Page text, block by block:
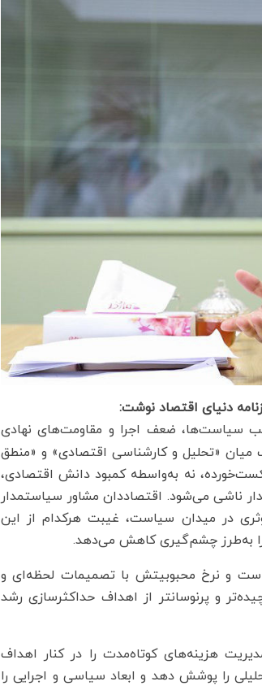
دنیای اقتصاد نوشت:
سیاست‌ها، ضعف اجرا و مقاومت‌های نهادی
میان «تحلیل و کارشناسی اقتصادی» و «منطق
نه به‌واسطه کمبود دانش اقتصادی،
ناشی می‌شود. اقتصاددان مشاور سیاستمدار
در میدان سیاست، غیبت هرکدام از این
را به‌طرز چشم‌گیری کاهش می‌دهد.
و نرخ محبوبیتش با تصمیمات لحظه‌ای و
سیاست‌های آنی و کوتاه‌مدت او بالا و پایین می‌رود، تابع هدفی پیچیده‌تر و پرنوسان‎تر از اهداف حداکثرسازی رشد
هزینه‌های کوتاه‌مدت را در کنار اهداف
را پوشش دهد و ابعاد سیاسی و اجرایی را